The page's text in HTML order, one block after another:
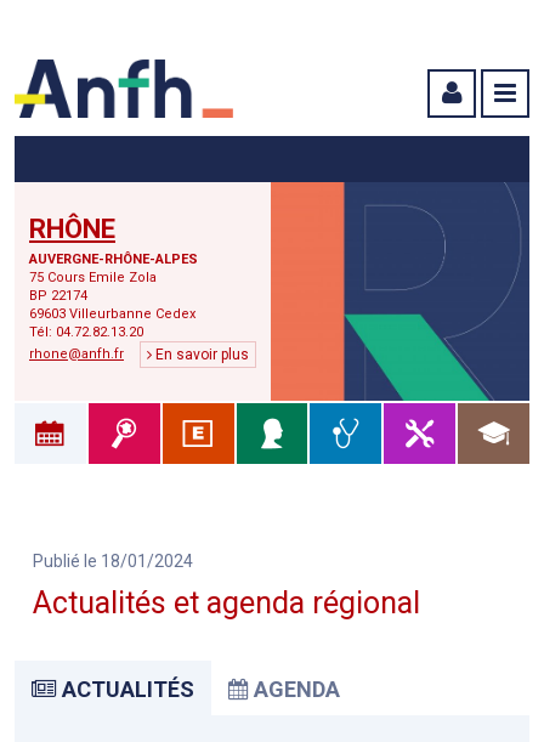
RHÔNE
AUVERGNE-RHÔNE-ALPES
75 Cours Emile Zola
BP 22174
69603 Villeurbanne Cedex
Tél: 04.72.82.13.20
rhone@anfh.fr
En savoir plus
Publié le 18/01/2024
Actualités et agenda régional
ACTUALITÉS AGENDA